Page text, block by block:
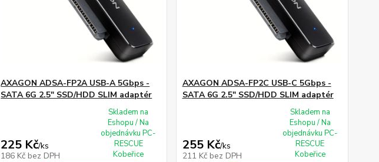
AXAGON ADSA-FP2A USB-A 5Gbps -
SATA 6G 2.5" SSD/HDD SLIM adaptér
225 Kč/ks
186 Kč bez DPH
Skladem na
Eshopu / Na
objednávku PC-
RESCUE
Kobeřice
AXAGON ADSA-FP2C USB-C 5Gbps -
SATA 6G 2.5" SSD/HDD SLIM adaptér
255 Kč/ks
211 Kč bez DPH
Skladem na
Eshopu / Na
objednávku PC-
RESCUE
Kobeřice